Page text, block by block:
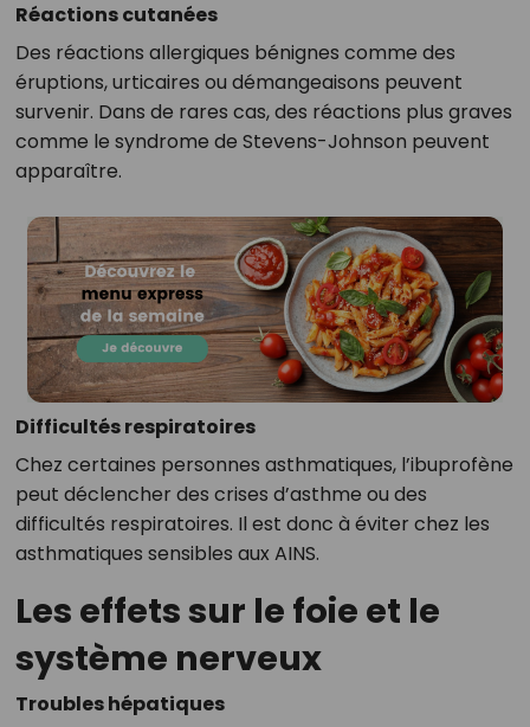
Réactions cutanées
Des réactions allergiques bénignes comme des
éruptions, urticaires ou démangeaisons peuvent
survenir. Dans de rares cas, des réactions plus graves
comme le syndrome de Stevens-Johnson peuvent
apparaître.
Difficultés respiratoires
Chez certaines personnes asthmatiques, l’ibuprofène
peut déclencher des crises d’asthme ou des
difficultés respiratoires. Il est donc à éviter chez les
asthmatiques sensibles aux AINS.
Les effets sur le foie et le
système nerveux
Troubles hépatiques